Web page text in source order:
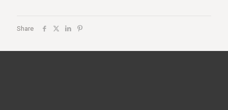
Share